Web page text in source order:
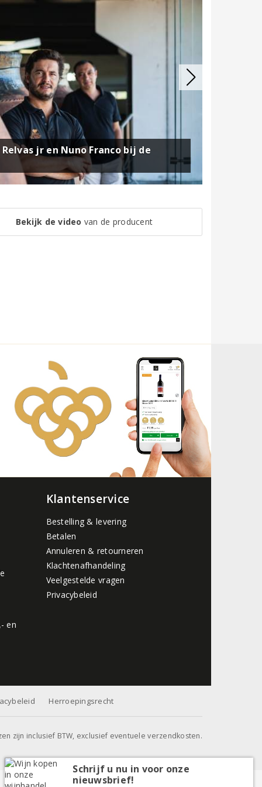
jr en Nuno Franco bij de
Bekijk de video van de producent
en
Klantenservice
Bestelling & levering
Betalen
Annuleren & retourneren
Klachtenafhandeling
Veelgestelde vragen
Privacybeleid
Herroepingsrecht
zijn inclusief BTW, exclusief eventuele verzendkosten.
Schrijf u nu in voor onze
nieuwsbrief!